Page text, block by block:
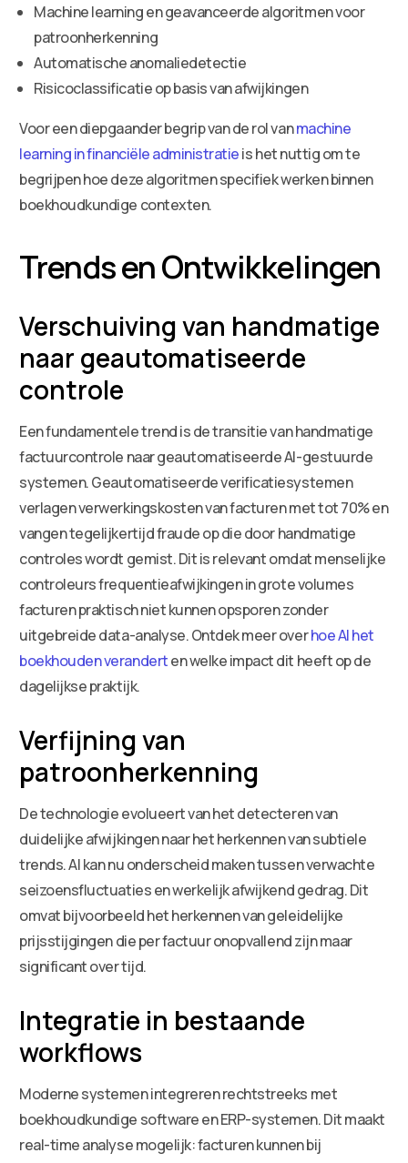
Machine learning en geavanceerde algoritmen voor
patroonherkenning
Automatische anomaliedetectie
Risicoclassificatie op basis van afwijkingen
Voor een diepgaander begrip van de rol vanmachine
learning in financiële administratieis het nuttig om te
begrijpen hoe deze algoritmen specifiek werken binnen
boekhoudkundige contexten.
Trends en Ontwikkelingen
Verschuiving van handmatige
naar geautomatiseerde
controle
Een fundamentele trend is de transitie van handmatige
factuurcontrole naar geautomatiseerde AI-gestuurde
systemen. Geautomatiseerde verificatiesystemen
verlagen verwerkingskosten van facturen met tot 70% en
vangen tegelijkertijd fraude op die door handmatige
controles wordt gemist. Dit is relevant omdat menselijke
controleurs frequentieafwijkingen in grote volumes
facturen praktisch niet kunnen opsporen zonder
uitgebreide data-analyse. Ontdek meer overhoe AI het
boekhouden veranderten welke impact dit heeft op de
dagelijkse praktijk.
Verfijning van
patroonherkenning
De technologie evolueert van het detecteren van
duidelijke afwijkingen naar het herkennen van subtiele
trends. AI kan nu onderscheid maken tussen verwachte
seizoensfluctuaties en werkelijk afwijkend gedrag. Dit
omvat bijvoorbeeld het herkennen van geleidelijke
prijsstijgingen die per factuur onopvallend zijn maar
significant over tijd.
Integratie in bestaande
workflows
Moderne systemen integreren rechtstreeks met
boekhoudkundige software en ERP-systemen. Dit maakt
real-time analyse mogelijk: facturen kunnen bij